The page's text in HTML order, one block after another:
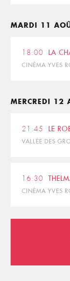
MARDI 11
18:00 LA
CINÉMA YVES
MERCREDI 12
21:45 LE
VALLÉE DES
16:30
CINÉMA YVES